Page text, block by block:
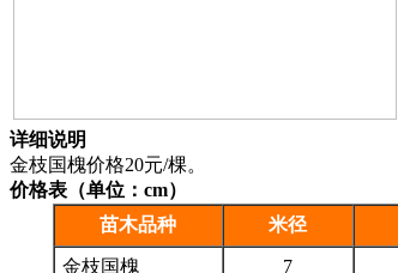
详细说明
金枝国槐价格20元/棵。
价格表（单位：cm）
苗木品种
米径
金枝国槐 7